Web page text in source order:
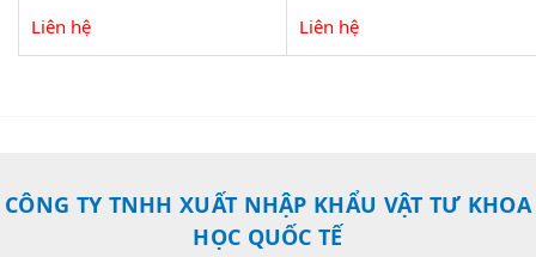
Liên hệ Liên hệ
CÔNG TY TNHH XUẤT NHẬP KHẨU VẬT TƯ KHOA
HỌC QUỐC TẾ